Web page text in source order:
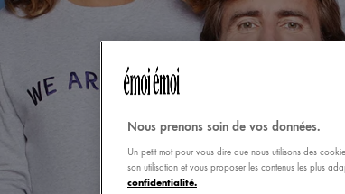
Nous prenons soin de vos données.
Un petit mot pour vous dire que nous utilisons des
son utilisation et vous proposer les contenus les plus
confidentialité.